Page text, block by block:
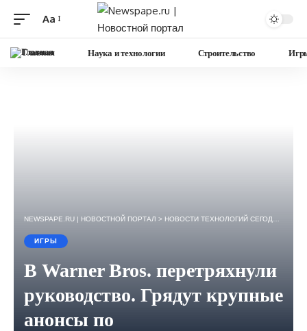
Изменение
Aa
Главная Наука и технологии Строительство
NEWSPAPE.RU | НОВОСТНОЙ ПОРТАЛ > НОВОСТИ ТЕХНОЛОГИЙ СЕГОДНЯ — ИГРЫ, НАУКА, ГАДЖЕТЫ, БИЗНЕС.
ИГРЫ
В Warner Bros. перетряхнули
руководство. Грядут крупные
анонсы по